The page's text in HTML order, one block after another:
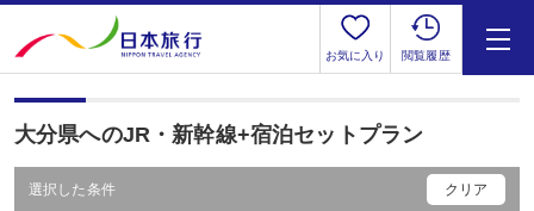
お気に入り 閲覧履歴
大分県へのJR・新幹線+宿泊セットプラン
選択した条件 クリア